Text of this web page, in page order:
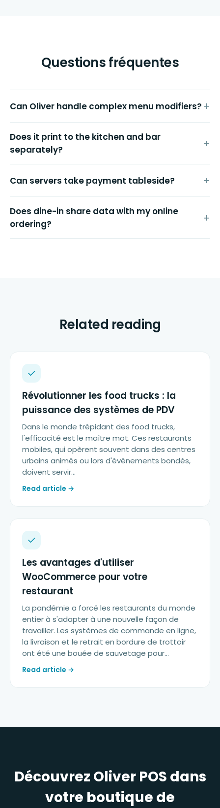
Questions fréquentes
Can Oliver handle complex menu modifiers?
Does it print to the kitchen and bar
separately?
Can servers take payment tableside?
Does dine-in share data with my online
ordering?
Related reading
Révolutionner les food trucks : la
puissance des systèmes de PDV
Dans le monde trépidant des food trucks,
l'efficacité est le maître mot. Ces restaurants
mobiles, qui opèrent souvent dans des centres
urbains animés ou lors d'événements bondés,
doivent servir…
Read article →
Les avantages d'utiliser
WooCommerce pour votre
restaurant
La pandémie a forcé les restaurants du monde
entier à s'adapter à une nouvelle façon de
travailler. Les systèmes de commande en ligne,
la livraison et le retrait en bordure de trottoir
ont été une bouée de sauvetage pour...
Read article →
Découvrez Oliver POS dans
votre boutique de